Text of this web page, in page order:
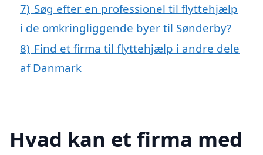
7) Søg efter en professionel til flyttehjælp
i de omkringliggende byer til Sønderby?
8) Find et firma til flyttehjælp i andre dele
af Danmark
Hvad kan et firma med